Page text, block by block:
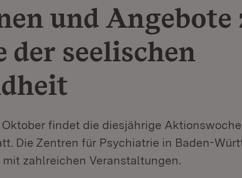
und Angebote
der seelischen
Oktober findet die diesjährige
Die Zentren für Psychiatrie in Baden-
zahlreichen Veranstaltungen.